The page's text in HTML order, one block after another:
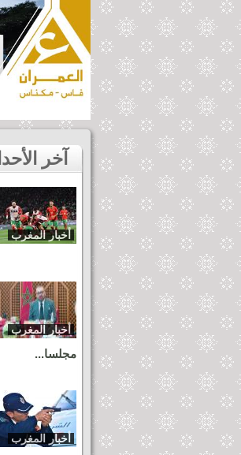
أخبار المغرب
أخبار المغرب
مجلسا...
أخبار المغرب